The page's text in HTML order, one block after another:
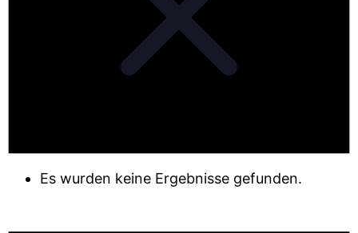
Es wurden keine Ergebnisse gefunden.